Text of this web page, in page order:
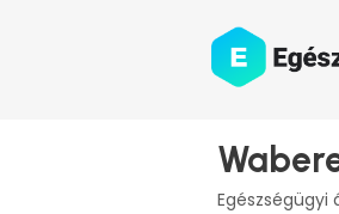
Egészségügyi